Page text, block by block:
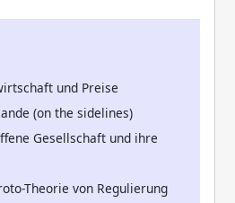
und Preise
(on the sidelines)
Gesellschaft und ihre
Theorie von Regulierung